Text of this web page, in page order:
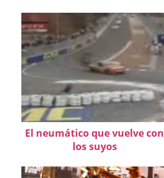
El neumático que vuelve con
los suyos